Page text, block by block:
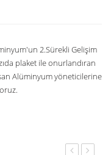
2.Sürekli Gelişim
plaket ile onurlandıran
Alüminyum yöneticilerine